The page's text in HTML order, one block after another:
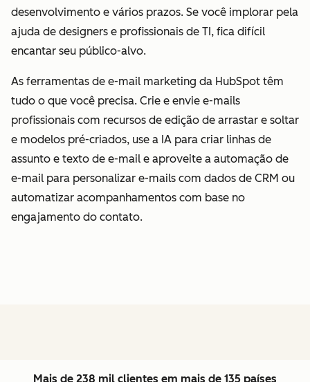
desenvolvimento e vários prazos. Se você implorar pela
ajuda de designers e profissionais de TI, fica difícil
encantar seu público-alvo.
As ferramentas de e-mail marketing da HubSpot têm
tudo o que você precisa. Crie e envie e-mails
profissionais com recursos de edição de arrastar e soltar
e modelos pré-criados, use a IA para criar linhas de
assunto e texto de e-mail e aproveite a automação de
e-mail para personalizar e-mails com dados de CRM ou
automatizar acompanhamentos com base no
engajamento do contato.
Mais de 238 mil clientes em mais de 135 países